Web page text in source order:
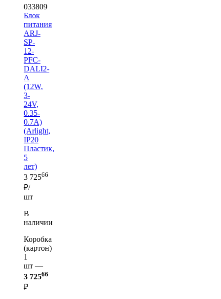
033809
Блок
питания
ARJ-
SP-
12-
PFC-
DALI2-
A
(12W,
3-
24V,
0.35-
0.7A)
(Arlight,
IP20
Пластик,
5
лет)
3 72566
₽/
шт
В
наличии
Коробка
(картон)
1
шт —
3 72566
₽